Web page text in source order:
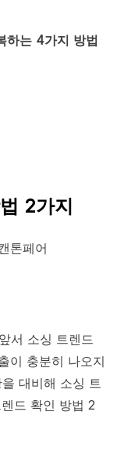
하는 4가지 방법
2가지
서 소싱 트렌드
이 충분히 나오지
대비해 소싱 트
드 확인 방법 2